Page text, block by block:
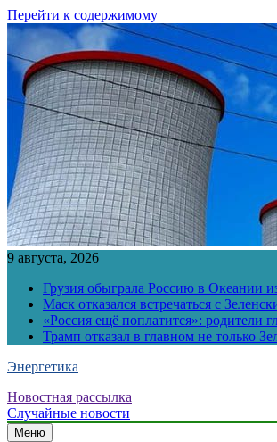
Перейти к содержимому
9 августа, 2026
Грузия обыграла Россию в Океании
Маск отказался встречаться с
«Россия ещё поплатится»: родители
Трамп отказал в главном не только
Энергетика
Новостная рассылка
Случайные новости
Меню